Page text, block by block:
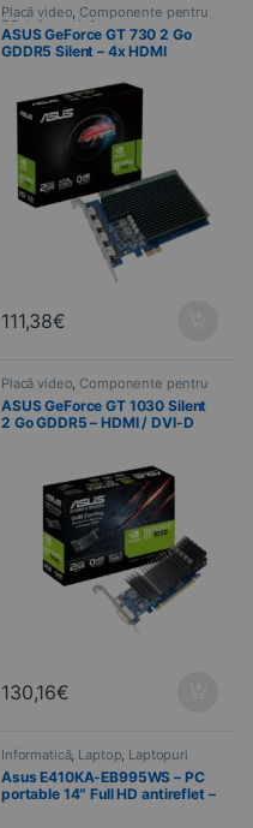
Placă video, Componente pentru
PC,Informatică
ASUS GeForce GT 730 2 Go
GDDR5 Silent – 4x HDMI
111,38€
Placă video, Componente pentru
PC, Informatică
ASUS GeForce GT 1030 Silent
2 Go GDDR5 – HDMI / DVI-D
130,16€
Informatică, Laptop, Laptopuri
Asus E410KA-EB995WS – PC
portable 14″ Full HD antireflet –